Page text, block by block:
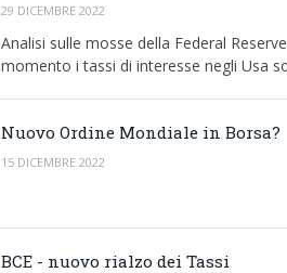
29 DICEMBRE 2022
Analisi sulle mosse della Federal
momento i tassi di interesse negli Usa
Nuovo Ordine Mondiale in Borsa?
15 DICEMBRE 2022
BCE - nuovo rialzo dei Tassi